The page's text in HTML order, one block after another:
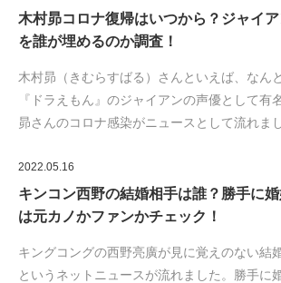
木村昴コロナ復帰はいつから？ジャイ
を誰が埋めるのか調査！
木村昴（きむらすばる）さんといえば、なん
『ドラえもん』のジャイアンの声優として有
昴さんのコロナ感染がニュースとして流れま
2022.05.16
キンコン西野の結婚相手は誰？勝手に
は元カノかファンかチェック！
キングコングの西野亮廣が見に覚えのない結
というネットニュースが流れました。勝手に